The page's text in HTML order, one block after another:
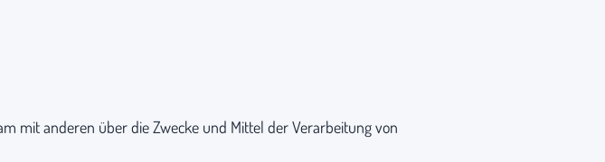
mit anderen über die Zwecke und Mittel der Verarbeitung von